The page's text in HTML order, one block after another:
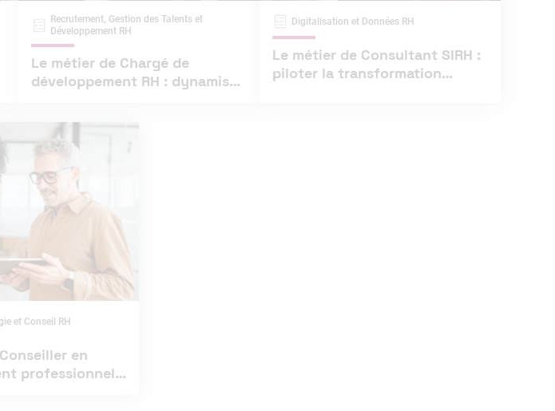
Recrutement, Gestion des Talents et
Développement RH
Le métier de Chargé de
développement RH : dynamiser
Digitalisation et Données RH
Le métier de Consultant SIRH :
piloter la transformation
et Conseil RH
en
professionnel,